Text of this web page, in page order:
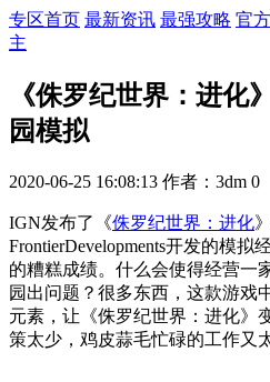
专区首页 最新资讯 最强攻略 官
主
《侏罗纪世界：进化
园模拟
2020-06-25 16:08:13 作者：3dm 0
IGN发布了《侏罗纪世界：进化
FrontierDevelopments开发的模拟
的糟糕成绩。什么会使得经营一
园出问题？很多东西，这款游戏
元素，让《侏罗纪世界：进化》
策太少，鸡皮蒜毛忙碌的工作又